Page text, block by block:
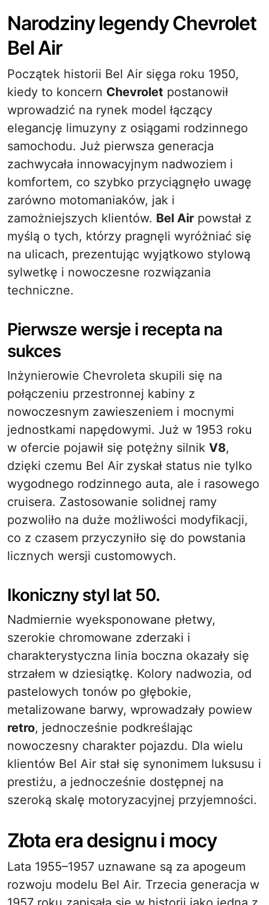
Narodziny legendy Chevrolet
Bel Air
Początek historii Bel Air sięga roku 1950,
kiedy to koncern Chevrolet postanowił
wprowadzić na rynek model łączący
elegancję limuzyny z osiągami rodzinnego
samochodu. Już pierwsza generacja
zachwycała innowacyjnym nadwoziem i
komfortem, co szybko przyciągnęło uwagę
zarówno motomaniaków, jak i
zamożniejszych klientów. Bel Air powstał z
myślą o tych, którzy pragnęli wyróżniać się
na ulicach, prezentując wyjątkowo stylową
sylwetkę i nowoczesne rozwiązania
techniczne.
Pierwsze wersje i recepta na
sukces
Inżynierowie Chevroleta skupili się na
połączeniu przestronnej kabiny z
nowoczesnym zawieszeniem i mocnymi
jednostkami napędowymi. Już w 1953 roku
w ofercie pojawił się potężny silnik V8,
dzięki czemu Bel Air zyskał status nie tylko
wygodnego rodzinnego auta, ale i rasowego
cruisera. Zastosowanie solidnej ramy
pozwoliło na duże możliwości modyfikacji,
co z czasem przyczyniło się do powstania
licznych wersji customowych.
Ikoniczny styl lat 50.
Nadmiernie wyeksponowane płetwy,
szerokie chromowane zderzaki i
charakterystyczna linia boczna okazały się
strzałem w dziesiątkę. Kolory nadwozia, od
pastelowych tonów po głębokie,
metalizowane barwy, wprowadzały powiew
retro, jednocześnie podkreślając
nowoczesny charakter pojazdu. Dla wielu
klientów Bel Air stał się synonimem luksusu i
prestiżu, a jednocześnie dostępnej na
szeroką skalę motoryzacyjnej przyjemności.
Złota era designu i mocy
Lata 1955–1957 uznawane są za apogeum
rozwoju modelu Bel Air. Trzecia generacja w